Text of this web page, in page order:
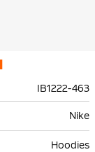
IB1222-463
Nike
Hoodies